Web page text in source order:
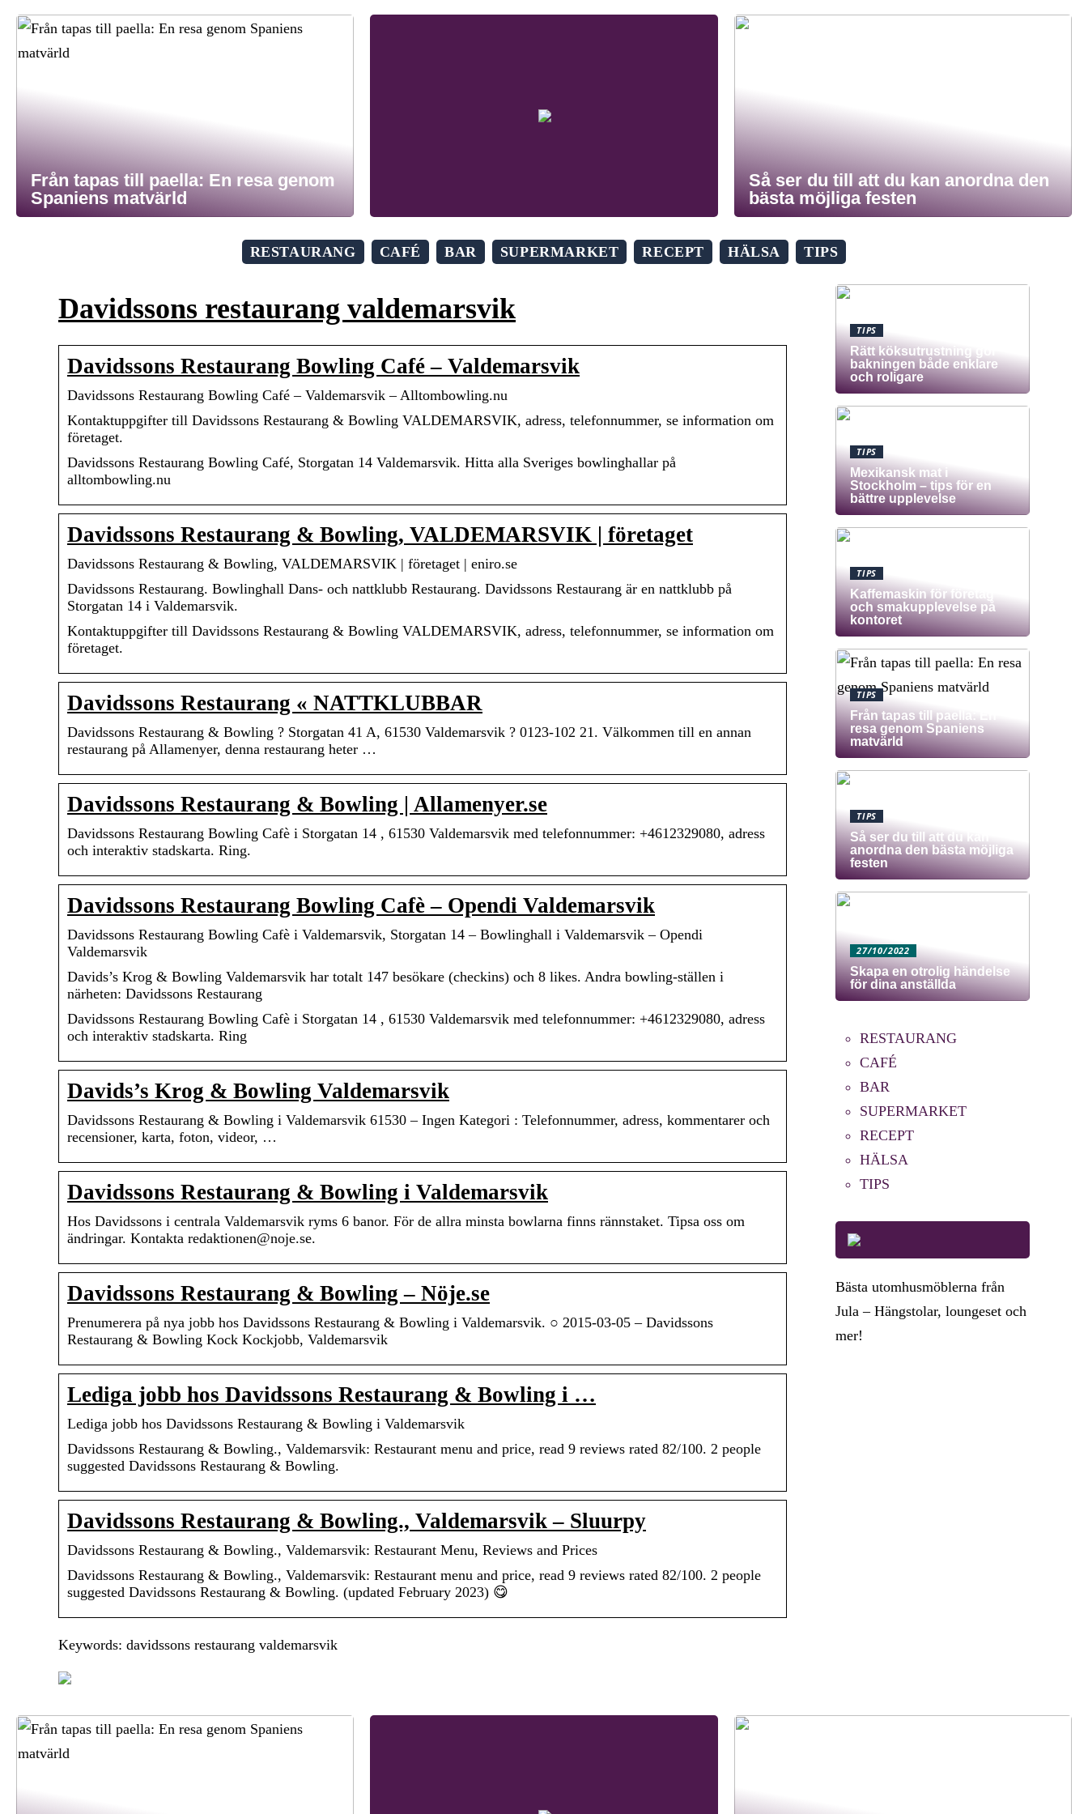
Från tapas till paella: En resa genom
Spaniens matvärld
Så ser du till att du kan anordna den
bästa möjliga festen
RESTAURANG CAFÉ BAR SUPERMARKET RECEPT HÄLSA TIPS
Davidssons restaurang valdemarsvik
Davidssons Restaurang Bowling Café – Valdemarsvik
Davidssons Restaurang Bowling Café – Valdemarsvik – Alltombowling.nu
Kontaktuppgifter till Davidssons Restaurang & Bowling VALDEMARSVIK, adress, telefonnummer, se information om
företaget.
Davidssons Restaurang Bowling Café, Storgatan 14 Valdemarsvik. Hitta alla Sveriges bowlinghallar på
alltombowling.nu
Davidssons Restaurang & Bowling, VALDEMARSVIK | företaget
Davidssons Restaurang & Bowling, VALDEMARSVIK | företaget | eniro.se
Davidssons Restaurang. Bowlinghall Dans- och nattklubb Restaurang. Davidssons Restaurang är en nattklubb på
Storgatan 14 i Valdemarsvik.
Kontaktuppgifter till Davidssons Restaurang & Bowling VALDEMARSVIK, adress, telefonnummer, se information om
företaget.
Davidssons Restaurang « NATTKLUBBAR
Davidssons Restaurang & Bowling ? Storgatan 41 A, 61530 Valdemarsvik ? 0123-102 21. Välkommen till en annan
restaurang på Allamenyer, denna restaurang heter …
Davidssons Restaurang & Bowling | Allamenyer.se
Davidssons Restaurang Bowling Cafè i Storgatan 14 , 61530 Valdemarsvik med telefonnummer: +4612329080, adress
och interaktiv stadskarta. Ring.
Davidssons Restaurang Bowling Cafè – Opendi Valdemarsvik
Davidssons Restaurang Bowling Cafè i Valdemarsvik, Storgatan 14 – Bowlinghall i Valdemarsvik – Opendi
Valdemarsvik
Davids’s Krog & Bowling Valdemarsvik har totalt 147 besökare (checkins) och 8 likes. Andra bowling-ställen i
närheten: Davidssons Restaurang
Davidssons Restaurang Bowling Cafè i Storgatan 14 , 61530 Valdemarsvik med telefonnummer: +4612329080, adress
och interaktiv stadskarta. Ring
Davids’s Krog & Bowling Valdemarsvik
Davidssons Restaurang & Bowling i Valdemarsvik 61530 – Ingen Kategori : Telefonnummer, adress, kommentarer och
recensioner, karta, foton, videor, …
Davidssons Restaurang & Bowling i Valdemarsvik
Hos Davidssons i centrala Valdemarsvik ryms 6 banor. För de allra minsta bowlarna finns rännstaket. Tipsa oss om
ändringar. Kontakta redaktionen@noje.se.
Davidssons Restaurang & Bowling – Nöje.se
Prenumerera på nya jobb hos Davidssons Restaurang & Bowling i Valdemarsvik. ○ 2015-03-05 – Davidssons
Restaurang & Bowling Kock Kockjobb, Valdemarsvik
Lediga jobb hos Davidssons Restaurang & Bowling i …
Lediga jobb hos Davidssons Restaurang & Bowling i Valdemarsvik
Davidssons Restaurang & Bowling., Valdemarsvik: Restaurant menu and price, read 9 reviews rated 82/100. 2 people
suggested Davidssons Restaurang & Bowling.
Davidssons Restaurang & Bowling., Valdemarsvik – Sluurpy
Davidssons Restaurang & Bowling., Valdemarsvik: Restaurant Menu, Reviews and Prices
Davidssons Restaurang & Bowling., Valdemarsvik: Restaurant menu and price, read 9 reviews rated 82/100. 2 people
suggested Davidssons Restaurang & Bowling. (updated February 2023) 😋
Keywords: davidssons restaurang valdemarsvik
TIPS
Rätt köksutrustning gör
bakningen både enklare
och roligare
TIPS
Mexikansk mat i
Stockholm – tips för en
bättre upplevelse
TIPS
Kaffemaskin för företag
och smakupplevelse på
kontoret
TIPS
Från tapas till paella: En
resa genom Spaniens
matvärld
TIPS
Så ser du till att du kan
anordna den bästa möjliga
festen
27/10/2022
Skapa en otrolig händelse
för dina anställda
RESTAURANG
CAFÉ
BAR
SUPERMARKET
RECEPT
HÄLSA
TIPS
Bästa utomhusmöblerna från
Jula – Hängstolar, loungeset och
mer!